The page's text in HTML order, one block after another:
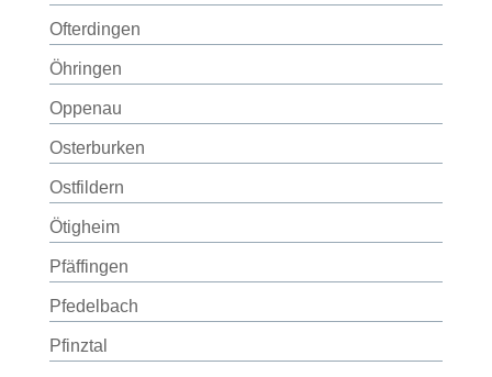
Ofterdingen
Öhringen
Oppenau
Osterburken
Ostfildern
Ötigheim
Pfäffingen
Pfedelbach
Pfinztal